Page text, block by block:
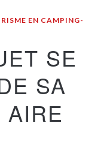
EN CAMPING-
SE
SA
AIRE